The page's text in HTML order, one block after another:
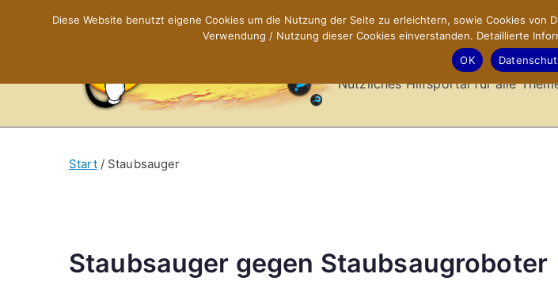
X-Sites.de –
Nützliches Hilfsportal für alle
Start Staubsauger
Staubsauger gegen Staubsaugroboter
Diese Website benutzt eigene Cookies um die Nutzung der Seite zu erleichtern, sowie Cookies
Verwendung / Nutzung dieser Cookies einverstanden. Detaillierte
OK